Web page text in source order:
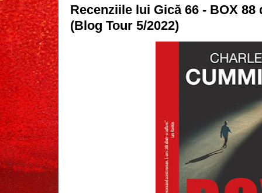
Recenziile lui Gică 66 - BOX
(Blog Tour 5/2022)